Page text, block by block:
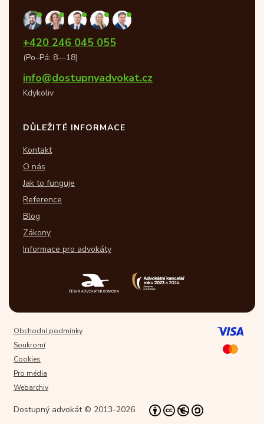
+420 246 045 055
(Po–Pá: 8—18)
info@dostupnyadvokat.cz
Kdykoliv
DŮLEŽITÉ INFORMACE
Kontakt
O nás
Jak to funguje
Reference
Blog
Zákony
Informace pro advokáty
Obchodní podmínky
Soukromí
Cookies
Pro média
Webarchiv
Dostupný advokát © 2013-2026